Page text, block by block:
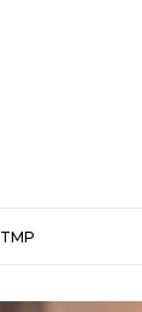
TMP